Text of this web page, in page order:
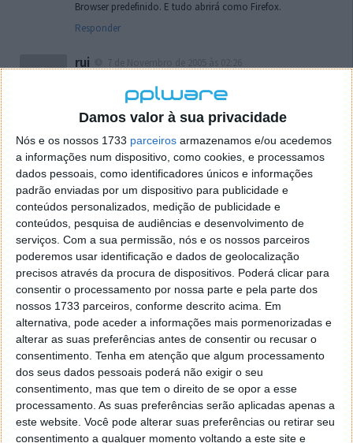
Damos valor à sua privacidade
Nós e os nossos 1733 parceiros armazenamos e/ou acedemos
a informações num dispositivo, como cookies, e processamos
dados pessoais, como identificadores únicos e informações
padrão enviadas por um dispositivo para publicidade e
conteúdos personalizados, medição de publicidade e
conteúdos, pesquisa de audiências e desenvolvimento de
serviços. Com a sua permissão, nós e os nossos parceiros
poderemos usar identificação e dados de geolocalização
precisos através da procura de dispositivos. Poderá clicar para
consentir o processamento por nossa parte e pela parte dos
nossos 1733 parceiros, conforme descrito acima. Em
alternativa, pode aceder a informações mais pormenorizadas e
alterar as suas preferências antes de consentir ou recusar o
consentimento. Tenha em atenção que algum processamento
dos seus dados pessoais poderá não exigir o seu
consentimento, mas que tem o direito de se opor a esse
processamento. As suas preferências serão aplicadas apenas a
este website. Você pode alterar suas preferências ou retirar seu
consentimento a qualquer momento voltando a este site e
Browser predefinido. E tudo abrirá como Firefox.
Responder
rui
localizaçao referida n se encontra la nada k me permita por
o firefox como browser predefenido
Ja percorri o painel
tentei apagar o explorer na tentativa de forçar o uso do
firefox mas em vao. Kaso te lembres de outra dica fico
agradecido, caso contrario obrigado a mesma
Responder
Vítor M.
7 de Novembro de 2005 às 01:39
@Reporter
Desculpa mas o link funciona. Seja como for segue por mail
o MSn Messenger 8.
Responder
Vítor M.
@Rui
Tens de encontrar o que te falei. Faz da seguinte maneira,
janela iniciar e no topo dessa janela com o botão direito do
rato faz propriedades. Depois no separador Menu ‘Iniciar’
clica no botão ‘Personalizar’ aí encontrarás no separador